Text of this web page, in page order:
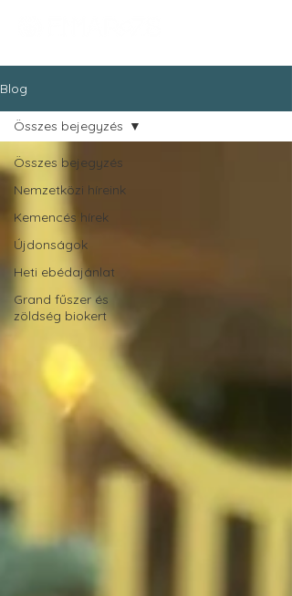
Blog
Összes bejegyzés
Nemzetközi híreink
Kemencés hírek
Újdonságok
Heti ebédajánlat
Grand fűszer és
zöldség biokert
Összes bejegyzés